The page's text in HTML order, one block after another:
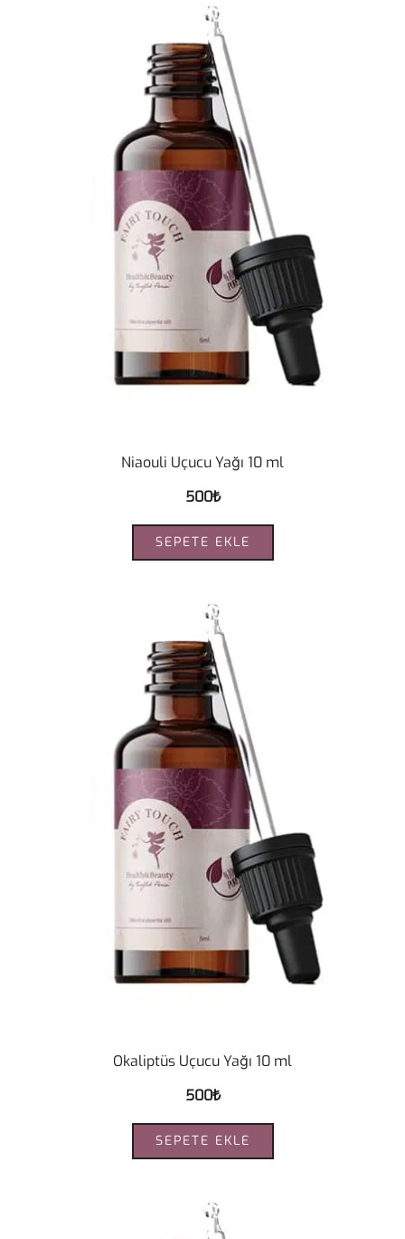
Niaouli Uçucu Yağı 10 ml
500₺
SEPETE EKLE
Okaliptüs Uçucu Yağı 10 ml
500₺
SEPETE EKLE